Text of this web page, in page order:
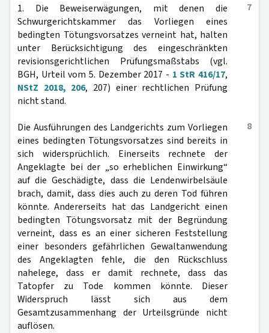
7
1. Die Beweiserwägungen, mit denen die
Schwurgerichtskammer das Vorliegen eines
bedingten Tötungsvorsatzes verneint hat, halten
unter Berücksichtigung des eingeschränkten
revisionsgerichtlichen Prüfungsmaßstabs (vgl.
BGH, Urteil vom 5. Dezember 2017 - 1 StR 416/17,
NStZ 2018, 206, 207) einer rechtlichen Prüfung
nicht stand.
8
Die Ausführungen des Landgerichts zum Vorliegen
eines bedingten Tötungsvorsatzes sind bereits in
sich widersprüchlich. Einerseits rechnete der
Angeklagte bei der „so erheblichen Einwirkung“
auf die Geschädigte, dass die Lendenwirbelsäule
brach, damit, dass dies auch zu deren Tod führen
könnte. Andererseits hat das Landgericht einen
bedingten Tötungsvorsatz mit der Begründung
verneint, dass es an einer sicheren Feststellung
einer besonders gefährlichen Gewaltanwendung
des Angeklagten fehle, die den Rückschluss
nahelege, dass er damit rechnete, dass das
Tatopfer zu Tode kommen könnte. Dieser
Widerspruch lässt sich aus dem
Gesamtzusammenhang der Urteilsgründe nicht
auflösen.